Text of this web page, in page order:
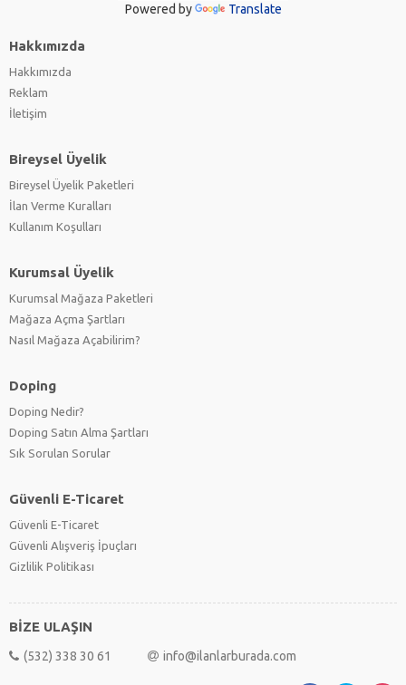
Powered by Translate
Hakkımızda
Hakkımızda
Reklam
İletişim
Bireysel Üyelik
Bireysel Üyelik Paketleri
İlan Verme Kuralları
Kullanım Koşulları
Kurumsal Üyelik
Kurumsal Mağaza Paketleri
Mağaza Açma Şartları
Nasıl Mağaza Açabilirim?
Doping
Doping Nedir?
Doping Satın Alma Şartları
Sık Sorulan Sorular
Güvenli E-Ticaret
Güvenli E-Ticaret
Güvenli Alışveriş İpuçları
Gizlilik Politikası
BİZE ULAŞIN
(532) 338 30 61 info@ilanlarburada.com